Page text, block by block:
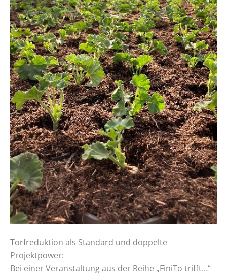
Torfreduktion als Standard und doppelte
Projektpower:
Bei einer Veranstaltung aus der Reihe „FiniTo trifft…“